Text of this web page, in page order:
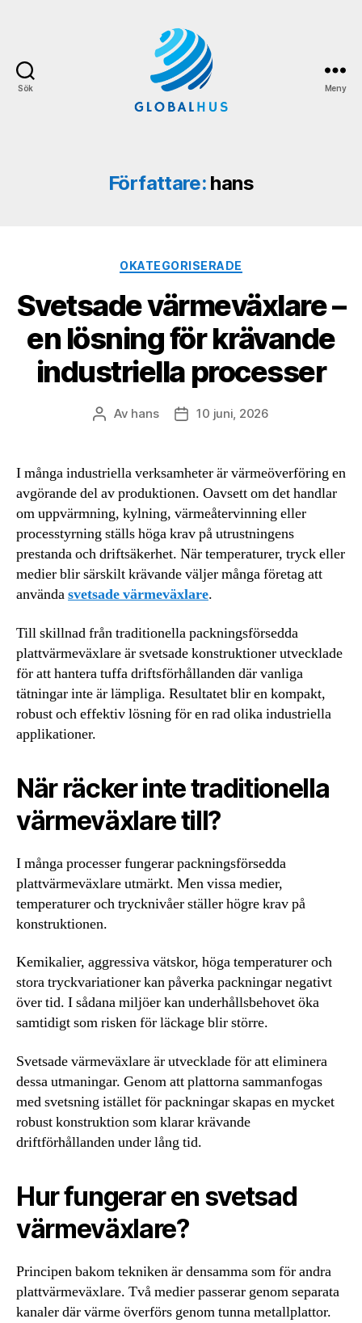
Sök Meny
Författare: hans
Kategorier
OKATEGORISERADE
Svetsade värmeväxlare –
en lösning för krävande
industriella processer
Inläggsförfattare
Av hans Inläggsdatum
10 juni, 2026
I många industriella verksamheter är värmeöverföring en
avgörande del av produktionen. Oavsett om det handlar
om uppvärmning, kylning, värmeåtervinning eller
processtyrning ställs höga krav på utrustningens
prestanda och driftsäkerhet. När temperaturer, tryck eller
medier blir särskilt krävande väljer många företag att
användasvetsade värmeväxlare.
Till skillnad från traditionella packningsförsedda
plattvärmeväxlare är svetsade konstruktioner utvecklade
för att hantera tuffa driftsförhållanden där vanliga
tätningar inte är lämpliga. Resultatet blir en kompakt,
robust och effektiv lösning för en rad olika industriella
applikationer.
När räcker inte traditionella
värmeväxlare till?
I många processer fungerar packningsförsedda
plattvärmeväxlare utmärkt. Men vissa medier,
temperaturer och trycknivåer ställer högre krav på
konstruktionen.
Kemikalier, aggressiva vätskor, höga temperaturer och
stora tryckvariationer kan påverka packningar negativt
över tid. I sådana miljöer kan underhållsbehovet öka
samtidigt som risken för läckage blir större.
Svetsade värmeväxlare är utvecklade för att eliminera
dessa utmaningar. Genom att plattorna sammanfogas
med svetsning istället för packningar skapas en mycket
robust konstruktion som klarar krävande
driftförhållanden under lång tid.
Hur fungerar en svetsad
värmeväxlare?
Principen bakom tekniken är densamma som för andra
plattvärmeväxlare. Två medier passerar genom separata
kanaler där värme överförs genom tunna metallplattor.